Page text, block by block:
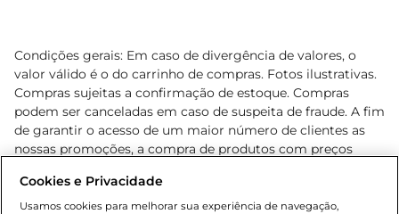
Condições gerais: Em caso de divergência de valores, o
valor válido é o do carrinho de compras. Fotos ilustrativas.
Compras sujeitas a confirmação de estoque. Compras
podem ser canceladas em caso de suspeita de fraude. A fim
de garantir o acesso de um maior número de clientes as
nossas promoções, a compra de produtos com preços
cliente. Os preços, ofertas e condições são exclusivos para
o e-commerce e válidos durante o dia de hoje, podendo
Cookies e Privacidade
Usamos cookies para melhorar sua experiência de navegação,